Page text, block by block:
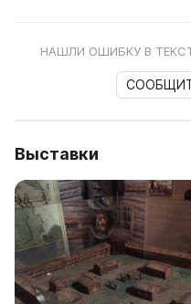
НАШЛИ ОШИБКУ В
Выставки